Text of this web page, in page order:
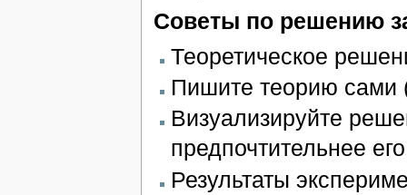
Советы по решению
Теоретическое
Пишите теорию сами
Визуализируйте
предпочтительнее
Результаты